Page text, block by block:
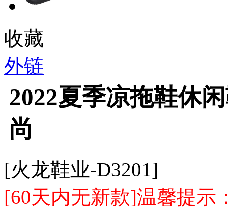
收藏
外链
2022夏季凉拖鞋休
尚
[火龙鞋业-D3201]
[60天内无新款]温馨提示